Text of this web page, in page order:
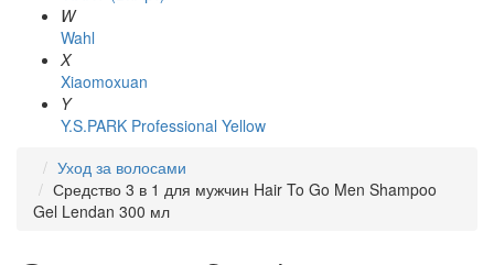
W
Wahl
X
Xiaomoxuan
Y
Y.S.PARK Professional Yellow
Уход за волосами
Средство 3 в 1 для мужчин Hair To Go Men Shampoo
Gel Lendan 300 мл